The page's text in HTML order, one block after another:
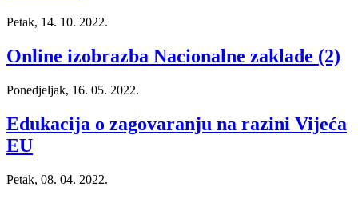
Petak, 14. 10. 2022.
Online izobrazba Nacionalne zaklade (2)
Ponedjeljak, 16. 05. 2022.
Edukacija o zagovaranju na razini Vijeća
EU
Petak, 08. 04. 2022.